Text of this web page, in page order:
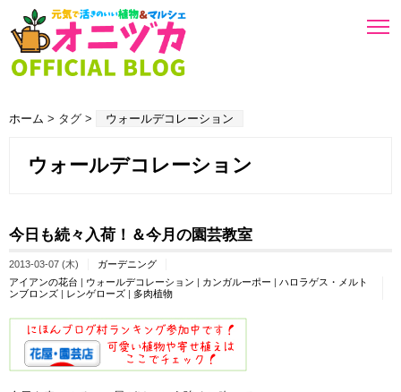
ホーム > タグ > ウォールデコレーション
ウォールデコレーション
今日も続々入荷！＆今月の園芸教室
2013-03-07 (木)
ガーデニング
アイアンの花台 | ウォールデコレーション | カンガルーポー | ハロラゲス・メルト
ンブロンズ | レンゲローズ | 多肉植物